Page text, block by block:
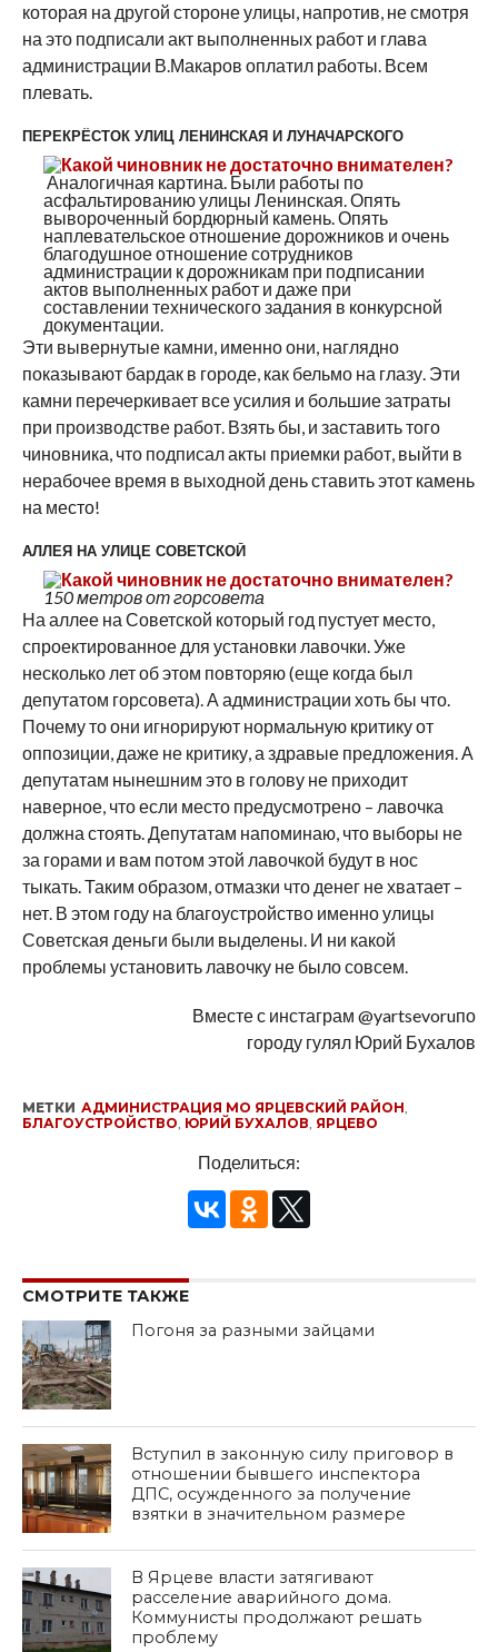
которая на другой стороне улицы, напротив, не смотря
на это подписали акт выполненных работ и глава
администрации В.Макаров оплатил работы. Всем
плевать.
ПЕРЕКРЁСТОК УЛИЦ ЛЕНИНСКАЯ И ЛУНАЧАРСКОГО
Аналогичная картина. Были работы по
асфальтированию улицы Ленинская. Опять
вывороченный бордюрный камень. Опять
наплевательское отношение дорожников и очень
благодушное отношение сотрудников
администрации к дорожникам при подписании
актов выполненных работ и даже при
составлении технического задания в конкурсной
документации.
Эти вывернутые камни, именно они, наглядно
показывают бардак в городе, как бельмо на глазу. Эти
камни перечеркивает все усилия и большие затраты
при производстве работ. Взять бы, и заставить того
чиновника, что подписал акты приемки работ, выйти в
нерабочее время в выходной день ставить этот камень
на место!
АЛЛЕЯ НА УЛИЦЕ СОВЕТСКОЙ
150 метров от горсовета
На аллее на Советской который год пустует место,
спроектированное для установки лавочки. Уже
несколько лет об этом повторяю (еще когда был
депутатом горсовета). А администрации хоть бы что.
Почему то они игнорируют нормальную критику от
оппозиции, даже не критику, а здравые предложения. А
депутатам нынешним это в голову не приходит
наверное, что если место предусмотрено – лавочка
должна стоять. Депутатам напоминаю, что выборы не
за горами и вам потом этой лавочкой будут в нос
тыкать. Таким образом, отмазки что денег не хватает –
нет. В этом году на благоустройство именно улицы
Советская деньги были выделены. И ни какой
проблемы установить лавочку не было совсем.
Вместе с инстаграм @yartsevoruпо
городу гулял Юрий Бухалов
МЕТКИ АДМИНИСТРАЦИЯ МО ЯРЦЕВСКИЙ РАЙОН,
БЛАГОУСТРОЙСТВО, ЮРИЙ БУХАЛОВ, ЯРЦЕВО
Поделиться:
СМОТРИТЕ ТАКЖЕ
Погоня за разными зайцами
Вступил в законную силу приговор в
отношении бывшего инспектора
ДПС, осужденного за получение
взятки в значительном размере
В Ярцеве власти затягивают
расселение аварийного дома.
Коммунисты продолжают решать
проблему